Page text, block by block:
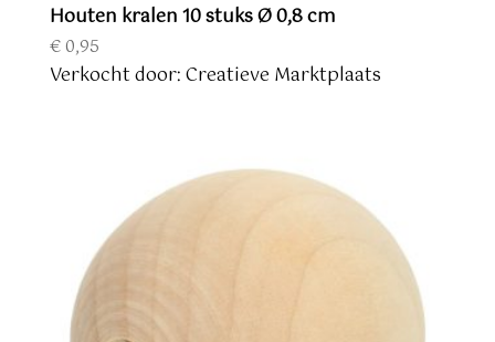
Houten kralen 10 stuks Ø 0,8 cm
€0,95
Verkocht door: Creatieve Marktplaats